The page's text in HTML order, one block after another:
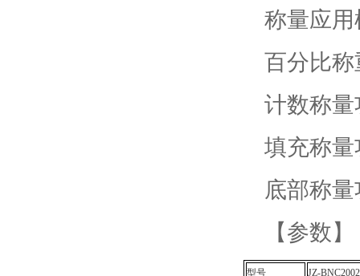
称量应用
百分比
计数称量
填充称量
底部称
【参数】
型号
JZ-BNC2002